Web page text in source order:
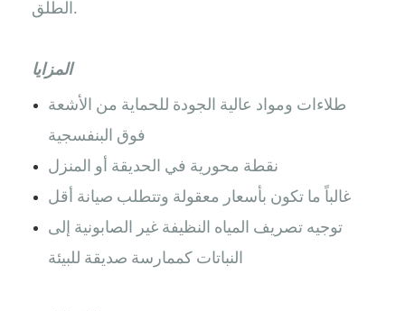
الطلق.
المزايا
طلاءات ومواد عالية الجودة للحماية من الأشعة
فوق البنفسجية
نقطة محورية في الحديقة أو المنزل
غالباً ما تكون بأسعار معقولة وتتطلب صيانة أقل
توجيه تصريف المياه النظيفة غير الصابونية إلى
النباتات كممارسة صديقة للبيئة